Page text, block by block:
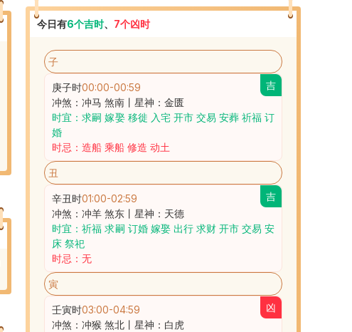
今日有6个吉时、 7个凶时
子
庚子时00:00-00:59
冲煞：冲马 煞南丨星神：金匮
时宜：求嗣 嫁娶 移徙 入宅 开市 交易 安葬 祈福 订
婚
时忌：造船 乘船 修造 动土
吉
丑
辛丑时01:00-02:59
冲煞：冲羊 煞东丨星神：天德
时宜：祈福 求嗣 订婚 嫁娶 出行 求财 开市 交易 安
床 祭祀
时忌：无
吉
寅
壬寅时03:00-04:59
冲煞：冲猴 煞北丨星神：白虎
凶